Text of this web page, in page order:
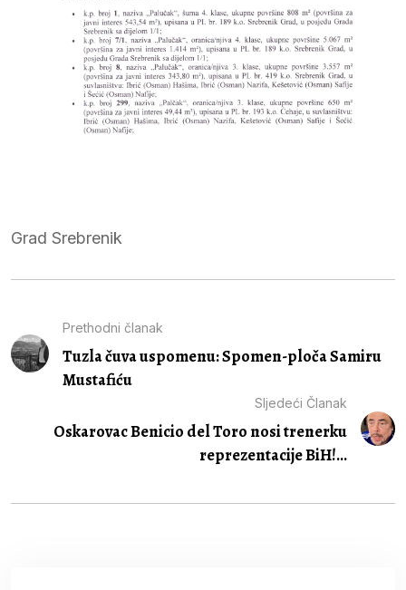
Grad Srebrenik
Prethodni članak
Tuzla čuva uspomenu: Spomen-ploča Samiru
Mustafiću
Sljedeći Članak
Oskarovac Benicio del Toro nosi trenerku
reprezentacije BiH!...